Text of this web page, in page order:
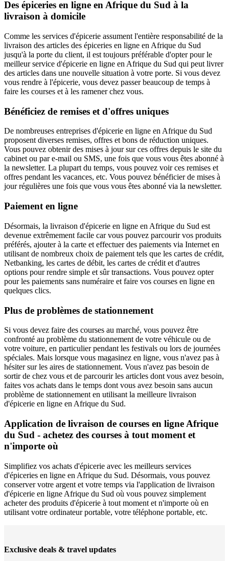
Des épiceries en ligne en Afrique du Sud à la
livraison à domicile
Comme les services d'épicerie assument l'entière responsabilité de la
livraison des articles des épiceries en ligne en Afrique du Sud
jusqu'à la porte du client, il est toujours préférable d'opter pour le
meilleur service d'épicerie en ligne en Afrique du Sud qui peut livrer
des articles dans une nouvelle situation à votre porte. Si vous devez
vous rendre à l'épicerie, vous devez passer beaucoup de temps à
faire les courses et à les ramener chez vous.
Bénéficiez de remises et d'offres uniques
De nombreuses entreprises d'épicerie en ligne en Afrique du Sud
proposent diverses remises, offres et bons de réduction uniques.
Vous pouvez obtenir des mises à jour sur ces offres depuis le site du
cabinet ou par e-mail ou SMS, une fois que vous vous êtes abonné à
la newsletter. La plupart du temps, vous pouvez voir ces remises et
offres pendant les vacances, etc. Vous pouvez bénéficier de mises à
jour régulières une fois que vous vous êtes abonné via la newsletter.
Paiement en ligne
Désormais, la livraison d'épicerie en ligne en Afrique du Sud est
devenue extrêmement facile car vous pouvez parcourir vos produits
préférés, ajouter à la carte et effectuer des paiements via Internet en
utilisant de nombreux choix de paiement tels que les cartes de crédit,
Netbanking, les cartes de débit, les cartes de crédit et d'autres
options pour rendre simple et sûr transactions. Vous pouvez opter
pour les paiements sans numéraire et faire vos courses en ligne en
quelques clics.
Plus de problèmes de stationnement
Si vous devez faire des courses au marché, vous pouvez être
confronté au problème du stationnement de votre véhicule ou de
votre voiture, en particulier pendant les festivals ou lors de journées
spéciales. Mais lorsque vous magasinez en ligne, vous n'avez pas à
hésiter sur les aires de stationnement. Vous n'avez pas besoin de
sortir de chez vous et de parcourir les articles dont vous avez besoin,
faites vos achats dans le temps dont vous avez besoin sans aucun
problème de stationnement en utilisant la meilleure livraison
d'épicerie en ligne en Afrique du Sud.
Application de livraison de courses en ligne Afrique
du Sud - achetez des courses à tout moment et
n'importe où
Simplifiez vos achats d'épicerie avec les meilleurs services
d'épiceries en ligne en Afrique du Sud. Désormais, vous pouvez
conserver votre argent et votre temps via l'application de livraison
d'épicerie en ligne Afrique du Sud où vous pouvez simplement
acheter des produits d'épicerie à tout moment et n'importe où en
utilisant votre ordinateur portable, votre téléphone portable, etc.
Exclusive deals & travel updates